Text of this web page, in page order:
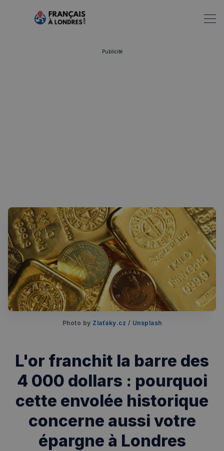
Recherche ✨Chatbot IA
Rechercher dans Français à Londres - Magazine
RECHERCHES POPULAIRES
Annuaire des professionnels
Visites guidées
Publicité
Photo by Zlaťáky.cz / Unsplash
L'or franchit la barre des
4 000 dollars : pourquoi
cette envolée historique
concerne aussi votre
épargne à Londres